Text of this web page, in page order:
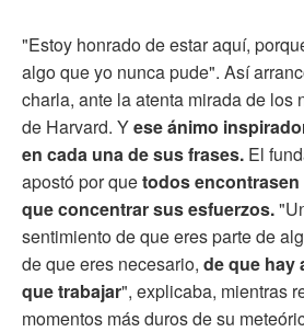
"Estoy honrado de estar aquí,
algo que yo nunca pude". Así
charla, ante la atenta mirada de los
de Harvard. Yese ánimo
en cada una de sus frases. El
apostó por quetodos
que concentrar sus esfuerzos.
sentimiento de que eres parte de
de que eres necesario, de que hay
que trabajar", explicaba, mientras
momentos más duros de su